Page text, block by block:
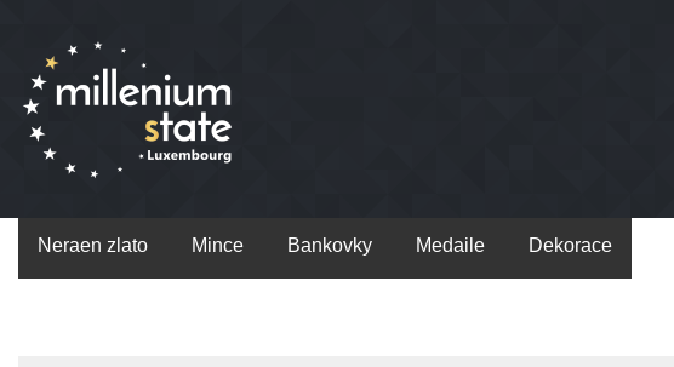
Neraen zlato Mince Bankovky Medaile Dekorace